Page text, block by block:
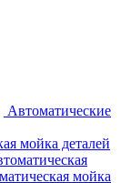
Автоматические
мойка деталей
мойка